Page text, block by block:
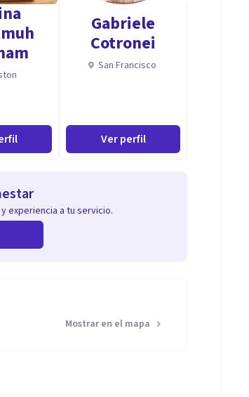
Gabriele
Cotronei
San Francisco
Ver perfil
experiencia a tu servicio.
Mostrar en el mapa